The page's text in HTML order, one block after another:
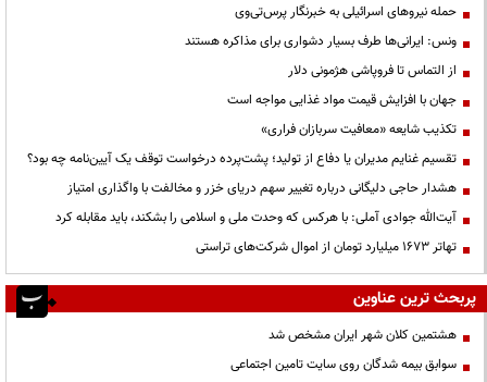
حمله نیروهای اسرائیلی به خبرنگار پرس‌تی‌وی
ونس: ایرانی‌ها طرف بسیار دشواری برای مذاکره هستند
از التماس تا فروپاشی هژمونی دلار
جهان با افزایش قیمت مواد غذایی مواجه است
تکذیب شایعه «معافیت سربازان فراری»
تقسیم غنایم مدیران یا دفاع از تولید؛ پشت‌پرده درخواست توقف یک آیین‌نامه چه بود؟
هشدار حاجی دلیگانی درباره تغییر سهم دریای خزر و مخالفت با واگذاری امتیاز
آیت‌الله جوادی آملی: با هرکس که وحدت ملی و اسلامی را بشکند، باید مقابله کرد
تهاتر ۱۶۷۳ میلیارد تومان از اموال شرکت‌های تراستی
پربحث ترین عناوین
هشتمین کلان شهر ایران مشخص شد
سوابق بیمه شدگان روی سایت تامین اجتماعی